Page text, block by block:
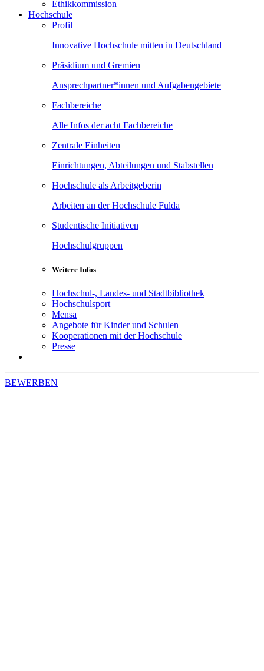
Ethikkommission
Hochschule
Profil
Innovative Hochschule mitten in Deutschland
Präsidium und Gremien
Ansprechpartner*innen und Aufgabengebiete
Fachbereiche
Alle Infos der acht Fachbereiche
Zentrale Einheiten
Einrichtungen, Abteilungen und Stabstellen
Hochschule als Arbeitgeberin
Arbeiten an der Hochschule Fulda
Studentische Initiativen
Hochschulgruppen
Weitere Infos
Hochschul-, Landes- und Stadtbibliothek
Hochschulsport
Mensa
Angebote für Kinder und Schulen
Kooperationen mit der Hochschule
Presse
BEWERBEN